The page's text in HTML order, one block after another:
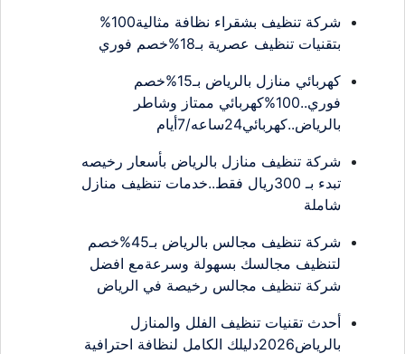
شركة تنظيف بشقراء نظافة مثالية100%
بتقنيات تنظيف عصرية بـ18%خصم فوري
كهربائي منازل بالرياض بـ15%خصم
فوري..100%كهربائي ممتاز وشاطر
بالرياض..كهربائي24ساعه/7أيام
شركة تنظيف منازل بالرياض بأسعار رخيصه
تبدء بـ 300ريال فقط..خدمات تنظيف منازل
شاملة
شركة تنظيف مجالس بالرياض بـ45%خصم
لتنظيف مجالسك بسهولة وسرعةمع افضل
شركة تنظيف مجالس رخيصة في الرياض
أحدث تقنيات تنظيف الفلل والمنازل
بالرياض2026دليلك الكامل لنظافة احترافية